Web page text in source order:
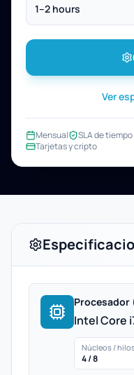
1–2 hours
Ver
Mensual
SLA de
Tarjetas y cripto
Procesador
Intel Core
Núcleos /
4 / 8